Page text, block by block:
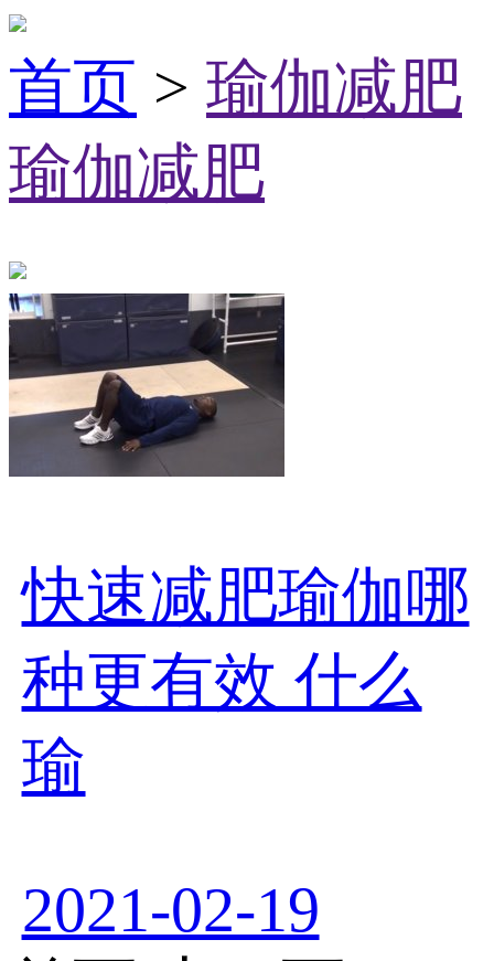
首页 > 瑜伽减肥
瑜伽减肥
快速减肥瑜伽哪
种更有效 什么
瑜
2021-02-19